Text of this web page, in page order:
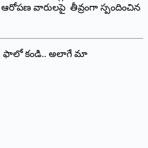
ఆరోపణ వారులపై తీవ్రంగా స్పందించిన
ఫాలో కండి.. అలాగే మా